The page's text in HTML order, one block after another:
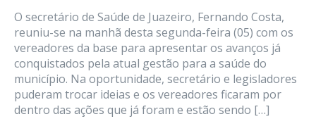
O secretário de Saúde de Juazeiro, Fernando Costa,
reuniu-se na manhã desta segunda-feira (05) com os
vereadores da base para apresentar os avanços já
conquistados pela atual gestão para a saúde do
município. Na oportunidade, secretário e legisladores
puderam trocar ideias e os vereadores ficaram por
dentro das ações que já foram e estão sendo […]